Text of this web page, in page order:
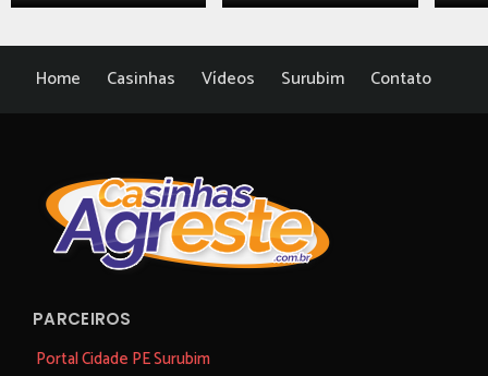
Home Casinhas Vídeos Surubim Contato
PARCEIROS
Portal Cidade PE Surubim